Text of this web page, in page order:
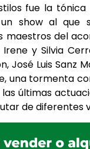
fue la
show al que
maestros del
y Silvia
José Luis Sanz
una tormenta
últimas
de diferentes